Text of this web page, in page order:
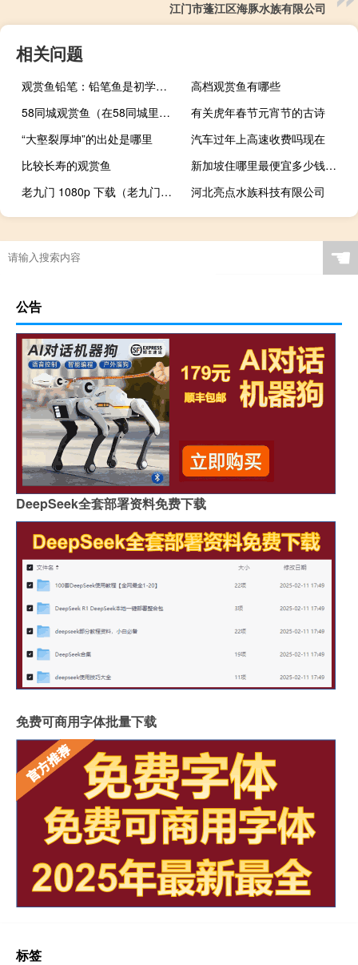
江门市蓬江区海豚水族有限公司
相关问题
观赏鱼铅笔：铅笔鱼是初学者比较容易饲养的观赏鱼
高档观赏鱼有哪些
58同城观赏鱼（在58同城里在线购买观赏鱼靠谱吗？）
有关虎年春节元宵节的古诗
“大壑裂厚坤”的出处是哪里
汽车过年上高速收费吗现在
比较长寿的观赏鱼
新加坡住哪里最便宜多少钱一个月
老九门 1080p 下载（老九门_720P迅雷下载 完整版下载）
河北亮点水族科技有限公司
服装设计岗位有哪些
66大寿怎么过
给老家拜年如何拜
☚
公告
DeepSeek全套部署资料免费下载
免费可商用字体批量下载
标签